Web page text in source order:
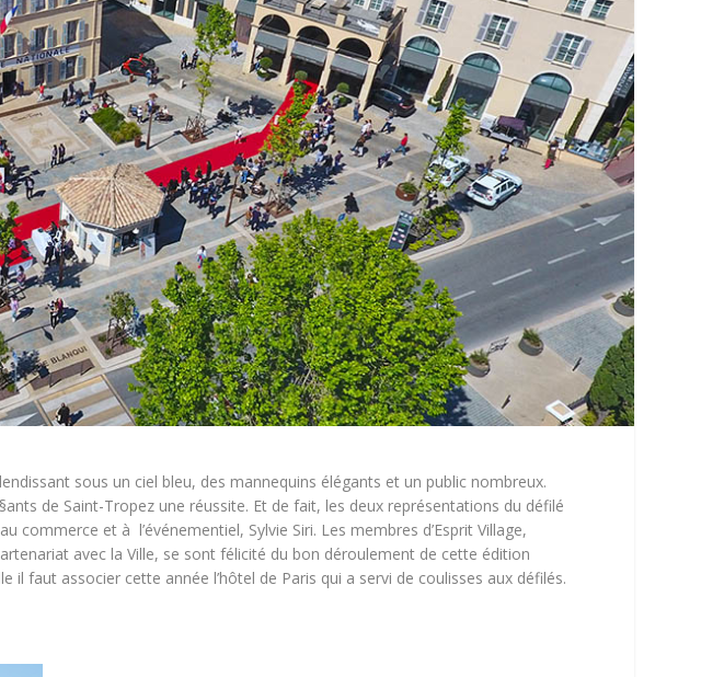
sous un ciel bleu, des mannequins élégants et un public nombreux.
de Saint-Tropez une réussite. Et de fait, les deux représentations du défilé
et à l’événementiel, Sylvie Siri. Les membres d’Esprit Village,
avec la Ville, se sont félicité du bon déroulement de cette édition
faut associer cette année l’hôtel de Paris qui a servi de coulisses aux défilés.